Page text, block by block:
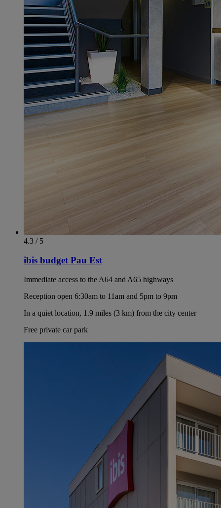
4.3 / 5
ibis budget Pau Est
Immediate access to the A64 and A65 highways
Reception open 6:30am to 11am and 5pm to 9pm
In a quiet location, 1.9 miles (3 km) from the city center
Free private car park